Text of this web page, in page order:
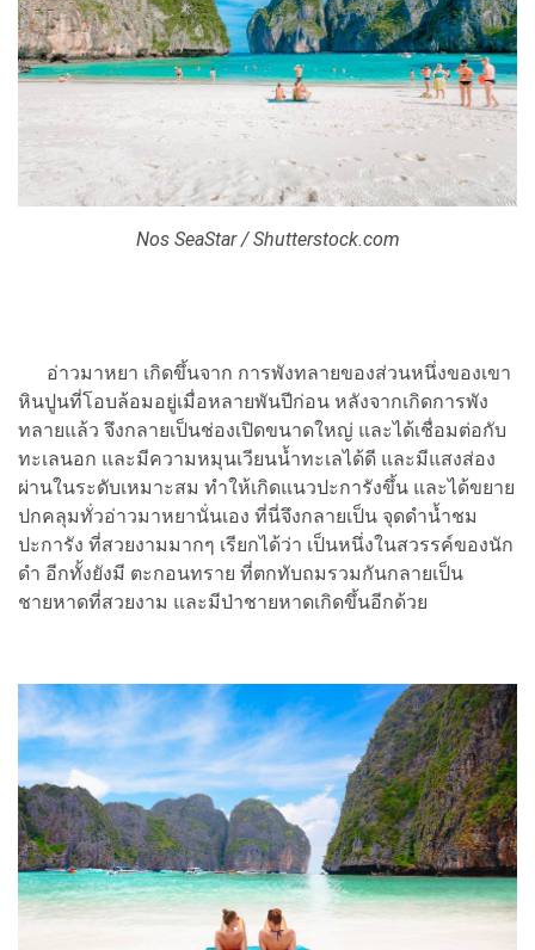
Nos SeaStar / Shutterstock.com
อ่าวมาหยา เกิดขึ้นจาก การพังทลายของส่วนหนึ่งของเขา
หินปูนที่โอบล้อมอยู่เมื่อหลายพันปีก่อน หลังจากเกิดการพัง
ทลายแล้ว จึงกลายเป็นช่องเปิดขนาดใหญ่ และได้เชื่อมต่อกับ
ทะเลนอก และมีความหมุนเวียนน้ำทะเลได้ดี และมีแสงส่อง
ผ่านในระดับเหมาะสม ทำให้เกิดแนวปะการังขึ้น และได้ขยาย
ปกคลุมทั่วอ่าวมาหยานั่นเอง ที่นี่จึงกลายเป็น จุดดำน้ำชม
ปะการัง ที่สวยงามมากๆ เรียกได้ว่า เป็นหนึ่งในสวรรค์ของนัก
ดำ อีกทั้งยังมี ตะกอนทราย ที่ตกทับถมรวมกันกลายเป็น
ชายหาดที่สวยงาม และมีป่าชายหาดเกิดขึ้นอีกด้วย